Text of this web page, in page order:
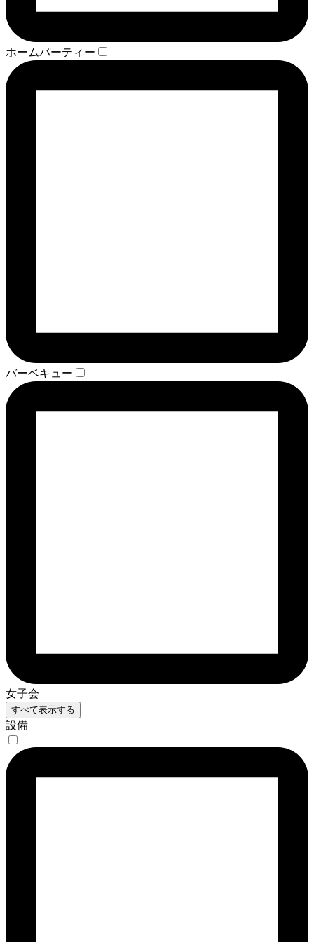
ホームパーティー
バーベキュー
女子会
すべて表示する
設備